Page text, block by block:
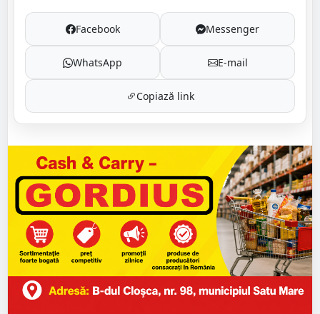
Facebook Messenger
WhatsApp E-mail
Copiază link